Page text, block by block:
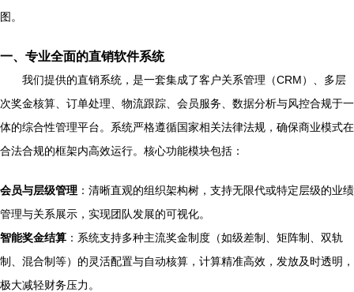
图。
一、专业全面的直销软件系统
我们提供的直销系统，是一套集成了客户关系管理（CRM）、多层
次奖金核算、订单处理、物流跟踪、会员服务、数据分析与风控合规于一
体的综合性管理平台。系统严格遵循国家相关法律法规，确保商业模式在
合法合规的框架内高效运行。核心功能模块包括：
会员与层级管理 ：清晰直观的组织架构树，支持无限代或特定层级的业绩
管理与关系展示，实现团队发展的可视化。
智能奖金结算 ：系统支持多种主流奖金制度（如级差制、矩阵制、双轨
制、混合制等）的灵活配置与自动核算，计算精准高效，发放及时透明，
极大减轻财务压力。